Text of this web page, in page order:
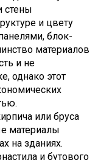
стены
и цвету
блок-
материалов
и не
однако этот
или бруса
материалы
на зданиях.
и бутового